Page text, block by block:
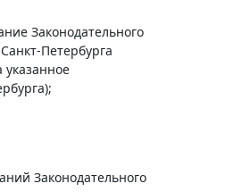
Законодательного
Петербурга
указанное
Законодательного